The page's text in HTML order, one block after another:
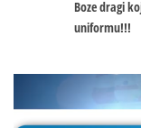
Boze dragi
uniformu!!!